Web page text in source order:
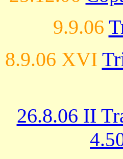
9.9.06
8.9.06 XVI
26.8.06 II